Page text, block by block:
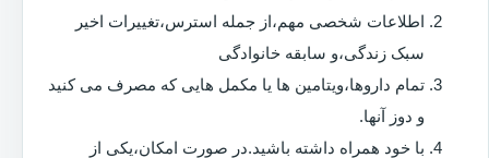
اطلاعات شخصی مهم،از جمله استرس،تغییرات اخیر
سبک زندگی،و سابقه خانوادگی
تمام داروها،ویتامین ها یا مکمل هایی که مصرف می کنید
و دوز آنها.
با خود همراه داشته باشید.در صورت امکان،یکی از